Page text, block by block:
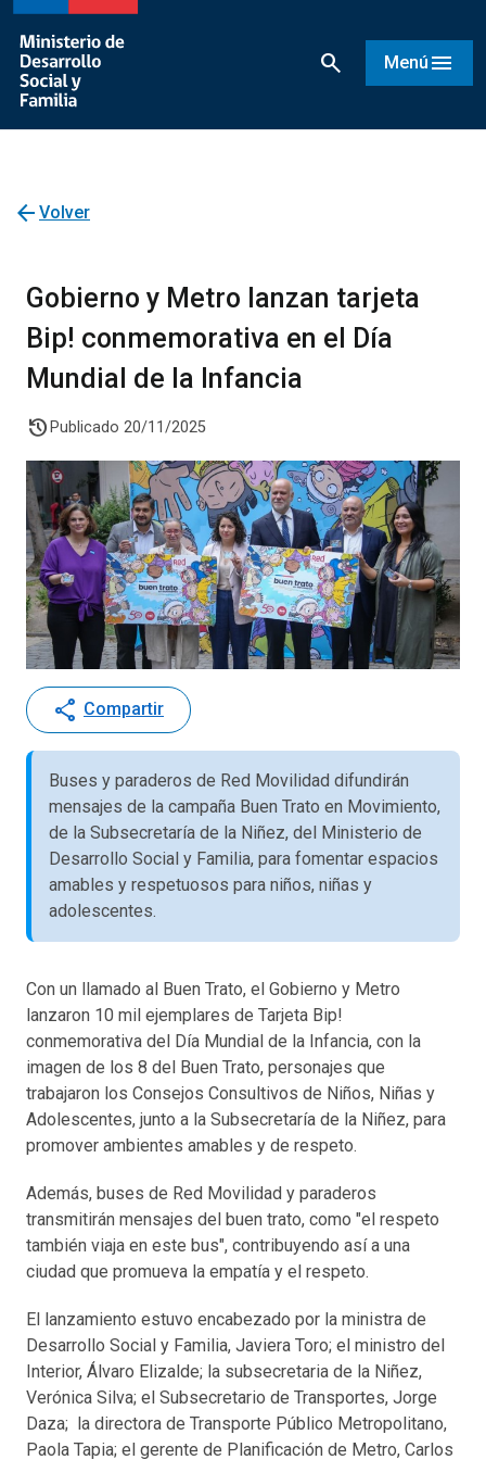
search Menú menu
arrow_back Volver
Gobierno y Metro lanzan tarjeta
Bip! conmemorativa en el Día
Mundial de la Infancia
history Publicado 20/11/2025
share Compartir
Buses y paraderos de Red Movilidad difundirán
mensajes de la campaña Buen Trato en Movimiento,
de la Subsecretaría de la Niñez, del Ministerio de
Desarrollo Social y Familia, para fomentar espacios
amables y respetuosos para niños, niñas y
adolescentes.
Con un llamado al Buen Trato, el Gobierno y Metro
lanzaron 10 mil ejemplares de Tarjeta Bip!
conmemorativa del Día Mundial de la Infancia, con la
imagen de los 8 del Buen Trato, personajes que
trabajaron los Consejos Consultivos de Niños, Niñas y
Adolescentes, junto a la Subsecretaría de la Niñez, para
promover ambientes amables y de respeto.
Además, buses de Red Movilidad y paraderos
transmitirán mensajes del buen trato, como "el respeto
también viaja en este bus", contribuyendo así a una
ciudad que promueva la empatía y el respeto.
El lanzamiento estuvo encabezado por la ministra de
Desarrollo Social y Familia, Javiera Toro; el ministro del
Interior, Álvaro Elizalde; la subsecretaria de la Niñez,
Verónica Silva; el Subsecretario de Transportes, Jorge
Daza; la directora de Transporte Público Metropolitano,
Paola Tapia; el gerente de Planificación de Metro, Carlos